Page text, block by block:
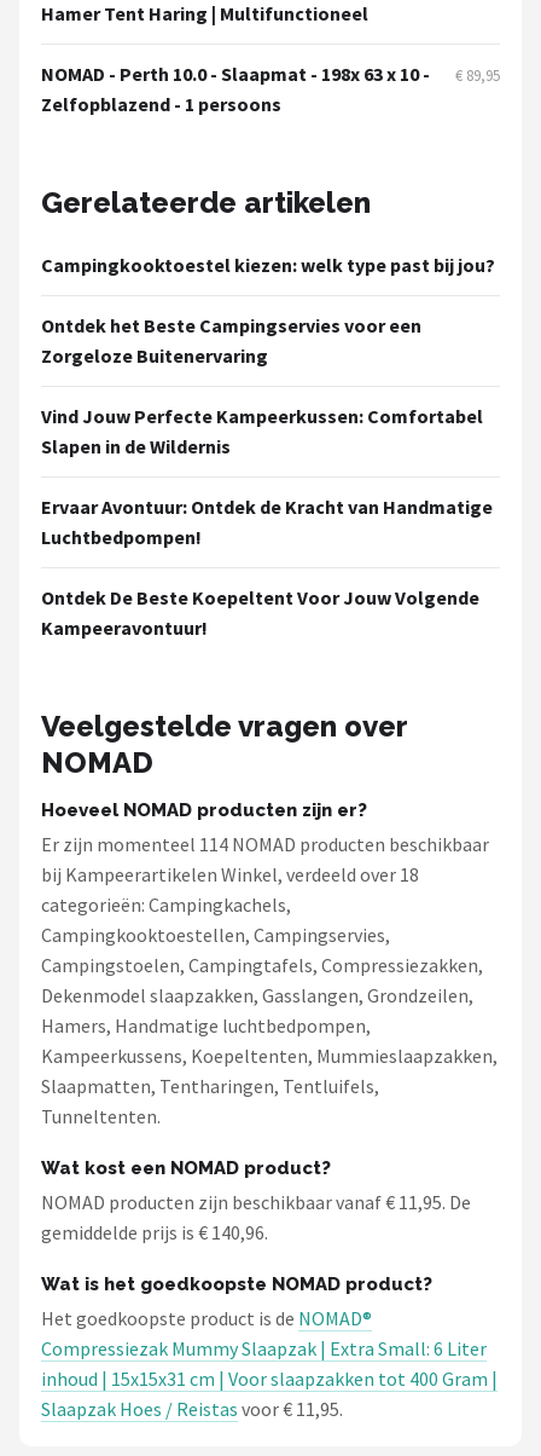
Hamer Tent Haring | Multifunctioneel
NOMAD - Perth 10.0 - Slaapmat - 198x 63 x 10 -
Zelfopblazend - 1 persoons
€ 89,95
Gerelateerde artikelen
Campingkooktoestel kiezen: welk type past bij jou?
Ontdek het Beste Campingservies voor een
Zorgeloze Buitenervaring
Vind Jouw Perfecte Kampeerkussen: Comfortabel
Slapen in de Wildernis
Ervaar Avontuur: Ontdek de Kracht van Handmatige
Luchtbedpompen!
Ontdek De Beste Koepeltent Voor Jouw Volgende
Kampeeravontuur!
Veelgestelde vragen over
NOMAD
Hoeveel NOMAD producten zijn er?
Er zijn momenteel 114 NOMAD producten beschikbaar
bij Kampeerartikelen Winkel, verdeeld over 18
categorieën: Campingkachels,
Campingkooktoestellen, Campingservies,
Campingstoelen, Campingtafels, Compressiezakken,
Dekenmodel slaapzakken, Gasslangen, Grondzeilen,
Hamers, Handmatige luchtbedpompen,
Kampeerkussens, Koepeltenten, Mummieslaapzakken,
Slaapmatten, Tentharingen, Tentluifels,
Tunneltenten.
Wat kost een NOMAD product?
NOMAD producten zijn beschikbaar vanaf € 11,95. De
gemiddelde prijs is € 140,96.
Wat is het goedkoopste NOMAD product?
Het goedkoopste product is de NOMAD®
Compressiezak Mummy Slaapzak | Extra Small: 6 Liter
inhoud | 15x15x31 cm | Voor slaapzakken tot 400 Gram |
Slaapzak Hoes / Reistas voor € 11,95.